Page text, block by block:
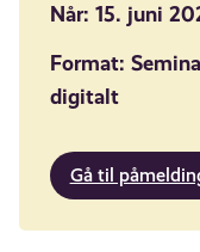
Når: 15. juni
Format:
digitalt
Gå til